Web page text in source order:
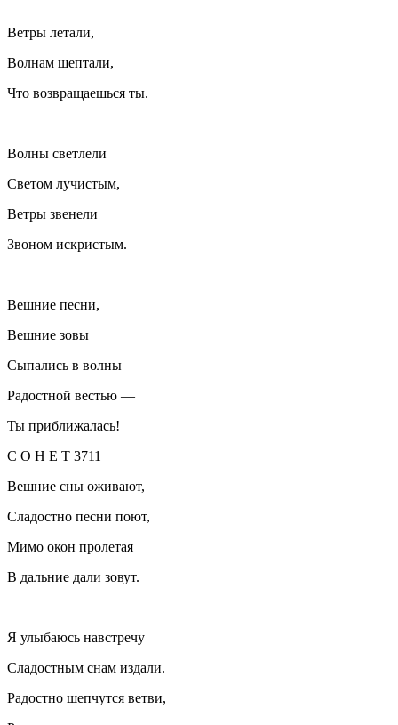
Ветры летали,
Волнам шептали,
Что возвращаешься ты.
Волны светлели
Светом лучистым,
Ветры звенели
Звоном искристым.
Вешние песни,
Вешние зовы
Сыпались в волны
Радостной вестью —
Ты приближалась!
С О Н Е Т 3711
Вешние сны оживают,
Сладостно песни поют,
Мимо окон пролетая
В дальние дали зовут.
Я улыбаюсь навстречу
Сладостным снам издали.
Радостно шепчутся ветви,